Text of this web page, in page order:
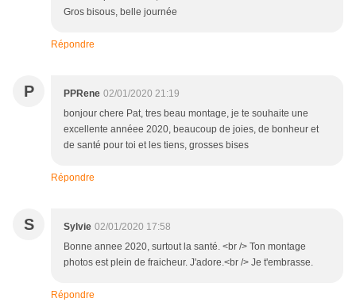
Gros bisous, belle journée
Répondre
P PPRene 02/01/2020 21:19
bonjour chere Pat, tres beau montage, je te souhaite une
excellente annéee 2020, beaucoup de joies, de bonheur et
de santé pour toi et les tiens, grosses bises
Répondre
S Sylvie 02/01/2020 17:58
Bonne annee 2020, surtout la santé. <br /> Ton montage
photos est plein de fraicheur. J'adore.<br /> Je t'embrasse.
Répondre